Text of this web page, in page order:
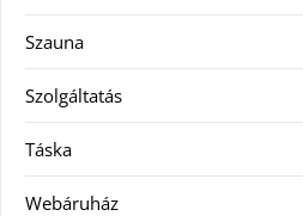
Szauna
Szolgáltatás
Táska
Webáruház